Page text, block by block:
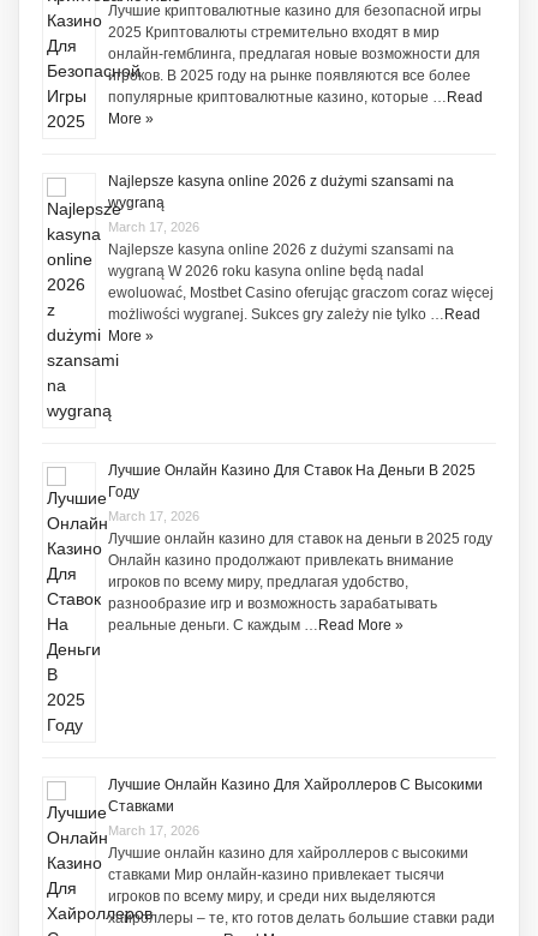
Лучшие криптовалютные казино для безопасной игры
2025 Криптовалюты стремительно входят в мир
онлайн-гемблинга, предлагая новые возможности для
игроков. В 2025 году на рынке появляются все более
популярные криптовалютные казино, которые … Read
More »
Najlepsze kasyna online 2026 z dużymi szansami na
wygraną
March 17, 2026
Najlepsze kasyna online 2026 z dużymi szansami na
wygraną W 2026 roku kasyna online będą nadal
ewoluować, Mostbet Casino oferując graczom coraz więcej
możliwości wygranej. Sukces gry zależy nie tylko … Read
More »
Лучшие Онлайн Казино Для Ставок На Деньги В 2025
Году
March 17, 2026
Лучшие онлайн казино для ставок на деньги в 2025 году
Онлайн казино продолжают привлекать внимание
игроков по всему миру, предлагая удобство,
разнообразие игр и возможность зарабатывать
реальные деньги. С каждым … Read More »
Лучшие Онлайн Казино Для Хайроллеров С Высокими
Ставками
March 17, 2026
Лучшие онлайн казино для хайроллеров с высокими
ставками Мир онлайн-казино привлекает тысячи
игроков по всему миру, и среди них выделяются
хайроллеры – те, кто готов делать большие ставки ради